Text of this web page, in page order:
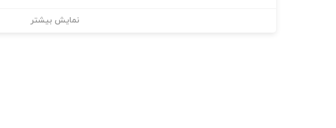
نمایش بیشتر